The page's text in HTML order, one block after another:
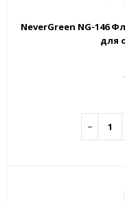
NeverGreen NG-146
для
−